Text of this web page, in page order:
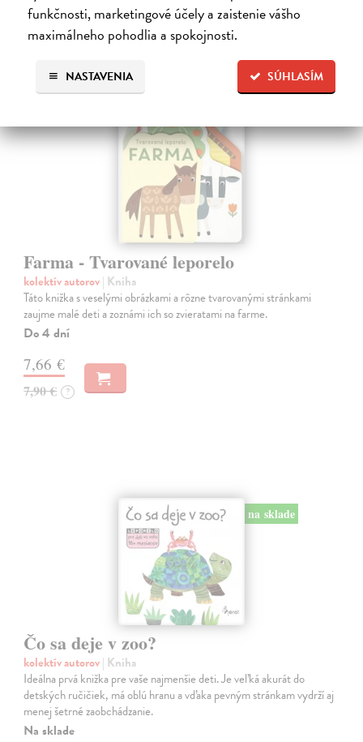
funkčnosti, marketingové účely a zaistenie vášho
maximálneho pohodlia a spokojnosti.
SÚHLASÍM
NASTAVENIA
7,90 € ?
Farma - Tvarované leporelo
kolektív autorov| Kniha
Táto knižka s veselými obrázkami a rôzne tvarovanými stránkami
zaujme malé deti a zoznámi ich so zvieratami na farme.
Do 4 dní
7,66 €
7,90 € ?
na sklade
Čo sa deje v zoo?
kolektív autorov| Kniha
Ideálna prvá knižka pre vaše najmenšie deti. Je veľká akurát do
detských ručičiek, má oblú hranu a vďaka pevným stránkam vydrží aj
menej šetrné zaobchádzanie.
Na sklade